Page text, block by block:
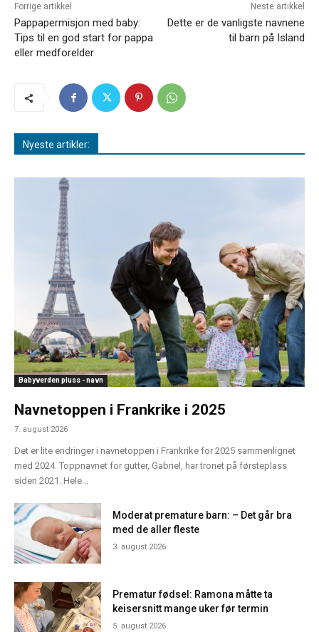
Forrige artikkel
Pappapermisjon med baby:
Tips til en god start for pappa
eller medforelder
Neste artikkel
Dette er de vanligste navnene
til barn på Island
Nyeste artikler:
Babyverden pluss - navn
Navnetoppen i Frankrike i 2025
7. august 2026
Det er lite endringer i navnetoppen i Frankrike for 2025 sammenlignet
med 2024. Toppnavnet for gutter, Gabriel, har tronet på førsteplass
siden 2021. Hele...
Moderat premature barn: – Det går bra
med de aller fleste
3. august 2026
Prematur fødsel: Ramona måtte ta
keisersnitt mange uker før termin
5. august 2026